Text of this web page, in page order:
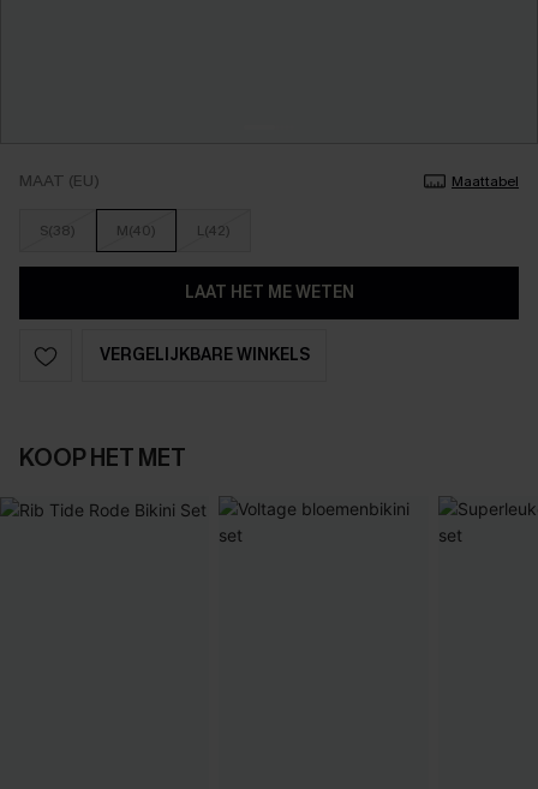
MAAT (EU) Maattabel
S(38) M(40) L(42)
LAAT HET ME WETEN
VERGELIJKBARE WINKELS
KOOP HET MET